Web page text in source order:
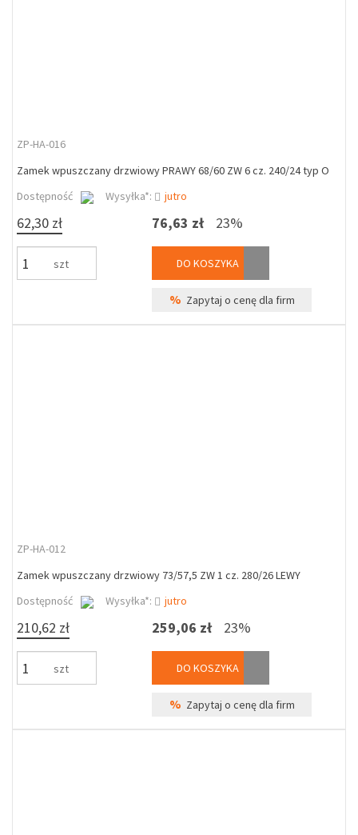
ZP-HA-016
Zamek wpuszczany drzwiowy PRAWY 68/60 ZW 6 cz. 240/24 typ O
Dostępność
Wysyłka*: jutro
62,30 zł
szt
76,63 zł 23%
DO KOSZYKA
% Zapytaj o cenę dla firm
ZP-HA-012
Zamek wpuszczany drzwiowy 73/57,5 ZW 1 cz. 280/26 LEWY
Dostępność
Wysyłka*: jutro
210,62 zł
szt
259,06 zł 23%
DO KOSZYKA
% Zapytaj o cenę dla firm